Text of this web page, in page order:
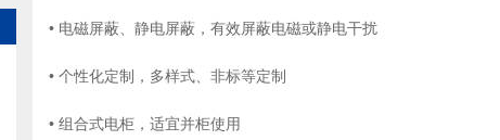
• 电磁屏蔽、静电屏蔽，有效屏蔽电磁或静电干扰
• 个性化定制，多样式、非标等定制
• 组合式电柜，适宜并柜使用